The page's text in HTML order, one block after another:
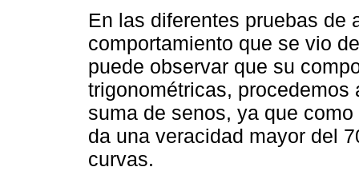
En las diferentes pruebas de
comportamiento que se vio
puede observar que su
trigonométricas,
suma de senos, ya que
da una veracidad mayor del
curvas.